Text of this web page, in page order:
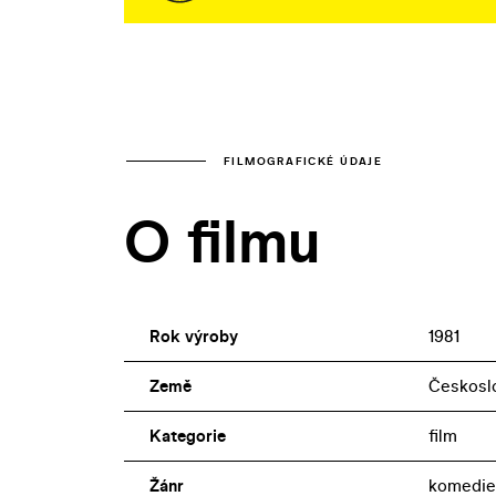
FILMOGRAFICKÉ ÚDAJE
O filmu
Rok výroby 1981
Země
Kategorie film
Žánr komedie